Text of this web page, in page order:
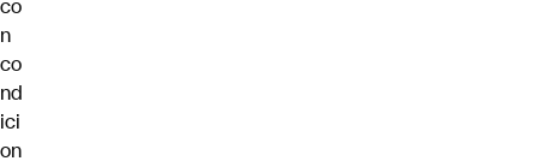
co
n
co
nd
ici
on